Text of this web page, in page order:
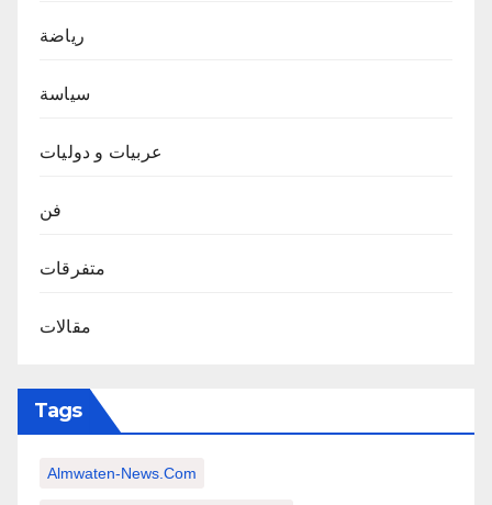
رياضة
سياسة
عربيات و دوليات
فن
متفرقات
مقالات
Tags
Almwaten-News.com